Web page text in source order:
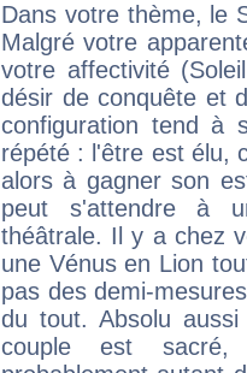
Dans votre thème, le
Malgré votre
votre affectivité
désir de conquête et
configuration tend à
répété : l'être est élu,
alors à gagner son
peut s'attendre à
théâtrale. Il y a chez
une Vénus en Lion
pas des demi-
du tout. Absolu
couple est sacré,